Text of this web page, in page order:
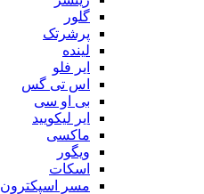
گلور
پرشرتک
لینده
ایر فلو
اس تی گس
بی او سی
ایر لیکویید
ماکسی
ویگور
اسکات
مسر اسپکترون